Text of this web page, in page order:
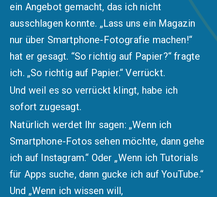
ein Angebot gemacht, das ich nicht
ausschlagen konnte. „Lass uns ein Magazin
nur über Smartphone-Fotografie machen!“
hat er gesagt. ​“So richtig auf Papier?“ fragte
ich. „So richtig auf Papier.“ Verrückt.
Und weil es so verrückt klingt, habe ich
sofort zugesagt.
Natürlich werdet Ihr sagen: „Wenn ich
Smartphone-Fotos sehen möchte, dann gehe
ich auf Instagram.“ Oder „Wenn ich Tutorials
für Apps suche, dann gucke ich auf YouTube.“
Und „Wenn ich wissen will,